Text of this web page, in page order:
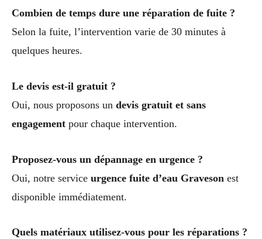
Combien de temps dure une réparation de fuite ?
Selon la fuite, l’intervention varie de 30 minutes à
quelques heures.
Le devis est-il gratuit ?
Oui, nous proposons un devis gratuit et sans
engagement pour chaque intervention.
Proposez-vous un dépannage en urgence ?
Oui, notre service urgence fuite d’eau Graveson est
disponible immédiatement.
Quels matériaux utilisez-vous pour les réparations ?